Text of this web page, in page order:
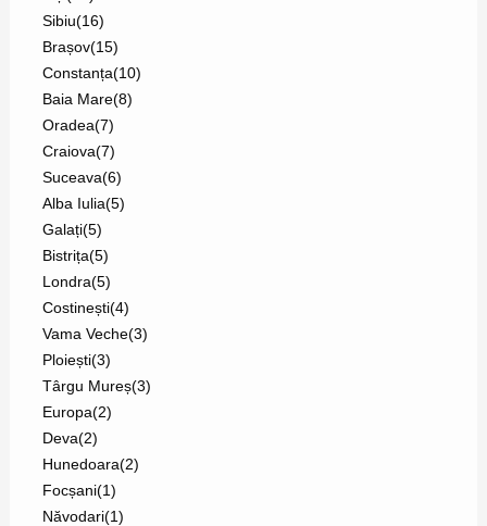
Sibiu(16)
Brașov(15)
Constanța(10)
Baia Mare(8)
Oradea(7)
Craiova(7)
Suceava(6)
Alba Iulia(5)
Galați(5)
Bistrița(5)
Londra(5)
Costinești(4)
Vama Veche(3)
Ploiești(3)
Târgu Mureș(3)
Europa(2)
Deva(2)
Hunedoara(2)
Focșani(1)
Năvodari(1)